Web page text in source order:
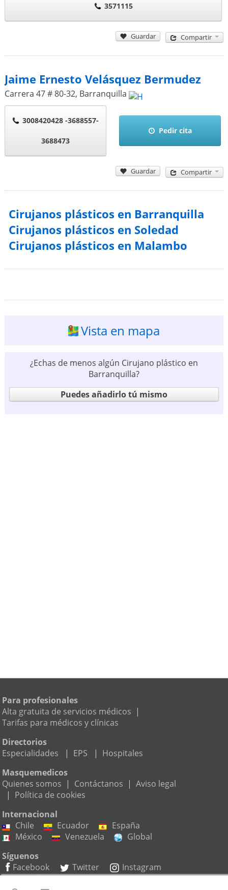
3571115
Guardar Compartir
Jaime Ernesto Velásquez Bermudez
Carrera 47 # 80-32, Barranquilla
3008420428 -3688557-
3688473
Pedir cita
Guardar Compartir
Cirujanos plásticos en Barranquilla
Cirujanos plásticos en Soledad
Cirujanos plásticos en Malambo
Vista en mapa
¿Echas de menos algún Cirujano plástico en
Barranquilla?
Puedes añadirlo tú mismo
Para profesionales
Alta gratuita de servicios médicos |
Tarifas para médicos y clínicas
Directorios
Especialidades
| EPS | Hospitales
Masquemedicos
Quienes somos | Contáctanos | Aviso legal
| Política de cookies
Internacional
Chile
Ecuador
España
México
Venezuela
Global
Síguenos
Facebook
Twitter
Instagram
Suscríbete a nuestro boletín